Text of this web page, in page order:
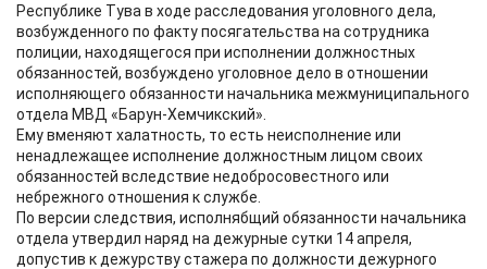
Республике Тува в ходе расследования уголовного дела,
возбужденного по факту посягательства на сотрудника
полиции, находящегося при исполнении должностных
обязанностей, возбуждено уголовное дело в отношении
исполняющего обязанности начальника межмуниципального
отдела МВД «Барун-Хемчикский».
Ему вменяют халатность, то есть неисполнение или
ненадлежащее исполнение должностным лицом своих
обязанностей вследствие недобросовестного или
небрежного отношения к службе.
По версии следствия, исполнябщий обязанности начальника
отдела утвердил наряд на дежурные сутки 14 апреля,
допустив к дежурству стажера по должности дежурного